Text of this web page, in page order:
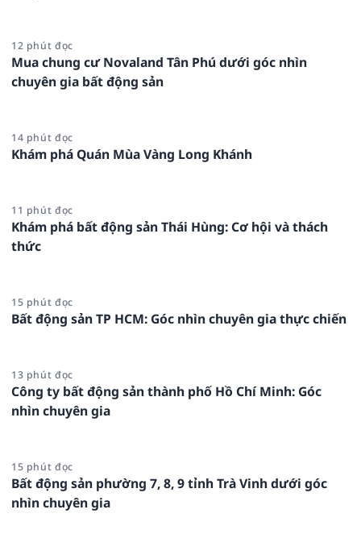
12 phút đọc
Mua chung cư Novaland Tân Phú dưới góc nhìn
chuyên gia bất động sản
14 phút đọc
Khám phá Quán Mùa Vàng Long Khánh
11 phút đọc
Khám phá bất động sản Thái Hùng: Cơ hội và thách
thức
15 phút đọc
Bất động sản TP HCM: Góc nhìn chuyên gia thực chiến
13 phút đọc
Công ty bất động sản thành phố Hồ Chí Minh: Góc
nhìn chuyên gia
15 phút đọc
Bất động sản phường 7, 8, 9 tỉnh Trà Vinh dưới góc
nhìn chuyên gia